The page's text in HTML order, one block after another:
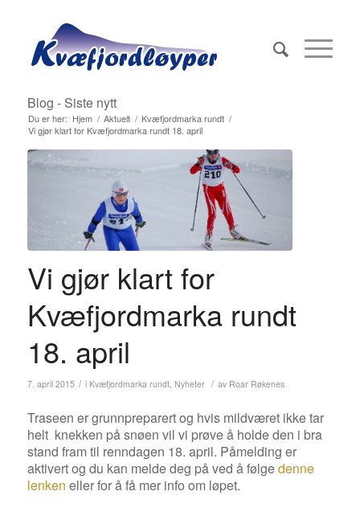
Blog - Siste nytt
Du er her: Hjem / Aktuelt / Kvæfjordmarka rundt /
Vi gjør klart for Kvæfjordmarka rundt 18. april
Vi gjør klart for
Kvæfjordmarka rundt
18. april
7. april 2015 / i Kvæfjordmarka rundt, Nyheter / av Roar Røkenes
Traseen er grunnpreparert og hvis mildværet ikke tar
helt knekken på snøen vil vi prøve å holde den i bra
stand fram til renndagen 18. april. Påmelding er
aktivert og du kan melde deg på ved å følgedenne
lenken eller for å få mer info om løpet.